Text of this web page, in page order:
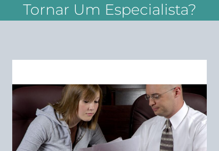
Tornar Um Especialista?